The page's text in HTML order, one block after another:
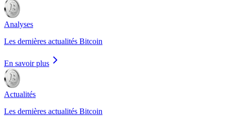
Analyses
Les dernières actualités Bitcoin
En savoir plus
Actualités
Les dernières actualités Bitcoin